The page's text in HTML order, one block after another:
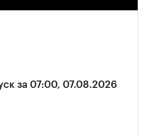
за 07:00, 07.08.2026